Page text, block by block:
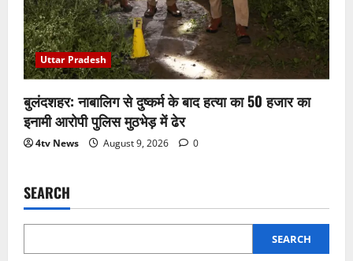
Uttar Pradesh
बुलंदशहर: नाबालिग से दुष्कर्म के बाद हत्या का 50 हजार का
इनामी आरोपी पुलिस मुठभेड़ में ढेर
4tv News August 9, 2026 0
SEARCH
SEARCH